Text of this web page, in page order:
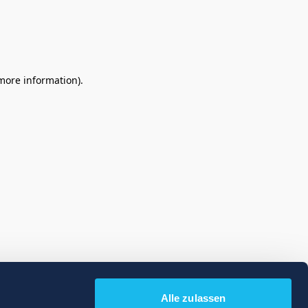
Alle zulassen
information).